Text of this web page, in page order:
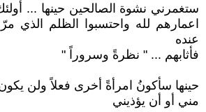
ستغمرني نشوة الصالحين حينها ...
اعمارهم لله واحتسبوا الظلم الذي
عنده
فأثابهم ... " نظرةً وسروراً "
حينها سأكونُ امرأةً أخرى فعلاً ولن
مني أو أن يؤذيني